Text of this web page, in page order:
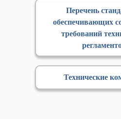
Перечень
обеспечивающих
требований
Технические